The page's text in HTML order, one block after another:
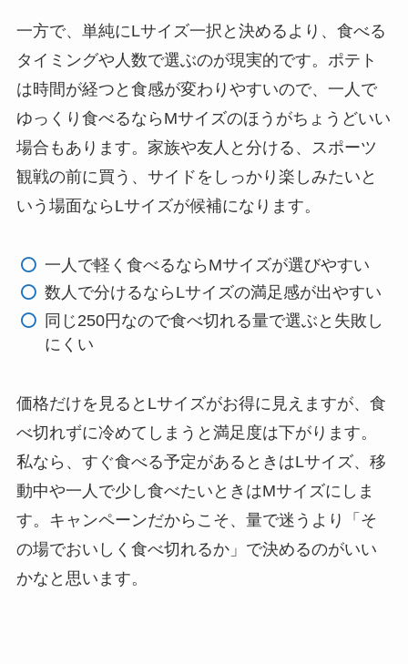
一方で、単純にLサイズ一択と決めるより、食べる
タイミングや人数で選ぶのが現実的です。ポテト
は時間が経つと食感が変わりやすいので、一人で
ゆっくり食べるならMサイズのほうがちょうどいい
場合もあります。家族や友人と分ける、スポーツ
観戦の前に買う、サイドをしっかり楽しみたいと
いう場面ならLサイズが候補になります。
一人で軽く食べるならMサイズが選びやすい
数人で分けるならLサイズの満足感が出やすい
同じ250円なので食べ切れる量で選ぶと失敗し
にくい
価格だけを見るとLサイズがお得に見えますが、食
べ切れずに冷めてしまうと満足度は下がります。
私なら、すぐ食べる予定があるときはLサイズ、移
動中や一人で少し食べたいときはMサイズにしま
す。キャンペーンだからこそ、量で迷うより「そ
の場でおいしく食べ切れるか」で決めるのがいい
かなと思います。